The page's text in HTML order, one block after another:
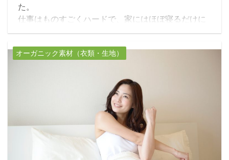
た。
仕事はものすごくハードで、家にはほぼ寝るだけに
帰っていたような気がします。
らかるし汚れるんですよね。
ど、居心地良い空間には程遠かった記憶がありま
オーガニック素材（衣類・生地）